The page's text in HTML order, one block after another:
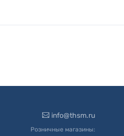
info@thsm.ru
Розничные магазины: